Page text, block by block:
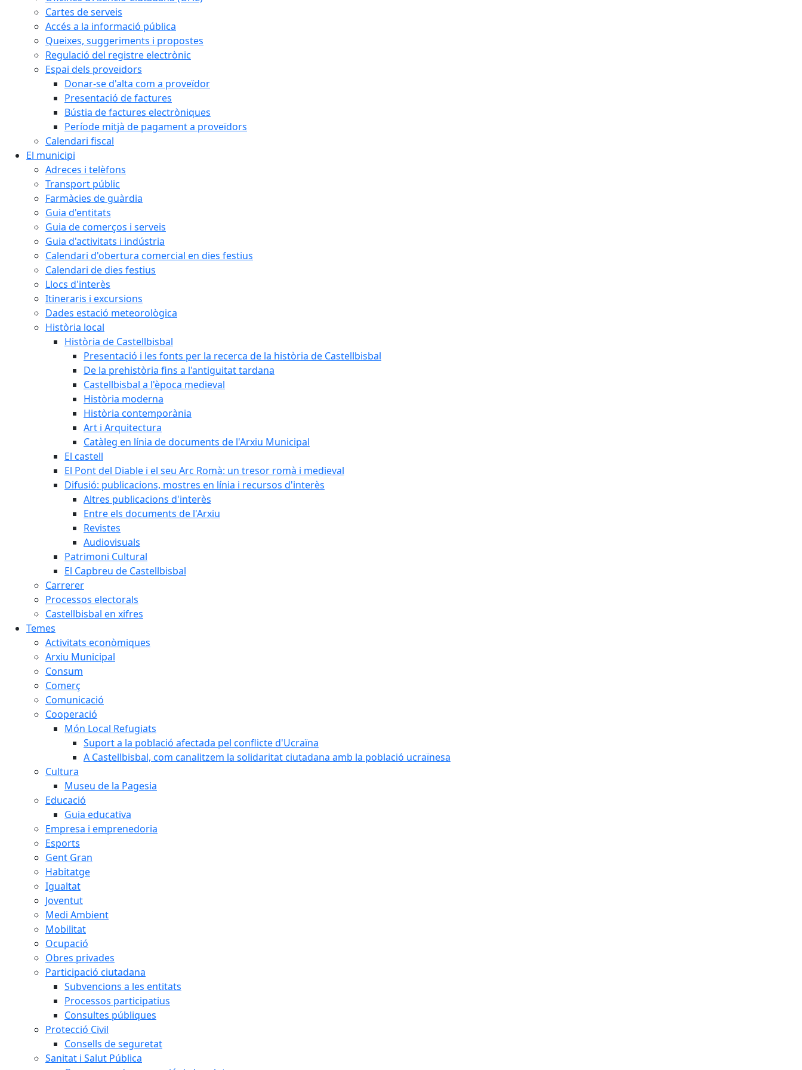
Cartes de serveis
Accés a la informació pública
Queixes, suggeriments i propostes
Regulació del registre electrònic
Espai dels proveïdors
Donar-se d'alta com a proveïdor
Presentació de factures
Bústia de factures electròniques
Període mitjà de pagament a proveïdors
Calendari fiscal
El municipi
Adreces i telèfons
Transport públic
Farmàcies de guàrdia
Guia d'entitats
Guia de comerços i serveis
Guia d'activitats i indústria
Calendari d'obertura comercial en dies festius
Calendari de dies festius
Llocs d'interès
Itineraris i excursions
Dades estació meteorològica
Història local
Història de Castellbisbal
Presentació i les fonts per la recerca de la història de Castellbisbal
De la prehistòria fins a l'antiguitat tardana
Castellbisbal a l'època medieval
Història moderna
Història contemporània
Art i Arquitectura
Catàleg en línia de documents de l'Arxiu Municipal
El castell
El Pont del Diable i el seu Arc Romà: un tresor romà i medieval
Difusió: publicacions, mostres en línia i recursos d'interès
Altres publicacions d'interès
Entre els documents de l'Arxiu
Revistes
Audiovisuals
Patrimoni Cultural
El Capbreu de Castellbisbal
Carrerer
Processos electorals
Castellbisbal en xifres
Temes
Activitats econòmiques
Arxiu Municipal
Consum
Comerç
Comunicació
Cooperació
Món Local Refugiats
Suport a la població afectada pel conflicte d'Ucraïna
A Castellbisbal, com canalitzem la solidaritat ciutadana amb la població ucraïnesa
Cultura
Museu de la Pagesia
Educació
Guia educativa
Empresa i emprenedoria
Esports
Gent Gran
Habitatge
Igualtat
Joventut
Medi Ambient
Mobilitat
Ocupació
Obres privades
Participació ciutadana
Subvencions a les entitats
Processos participatius
Consultes públiques
Protecció Civil
Consells de seguretat
Sanitat i Salut Pública